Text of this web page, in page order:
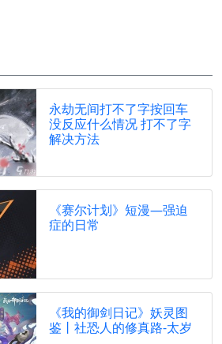
永劫无间打不了字按回车
没反应什么情况 打不了字
解决方法
《赛尔计划》短漫—强迫
症的日常
《我的御剑日记》妖灵图
鉴丨社恐人的修真路-太岁